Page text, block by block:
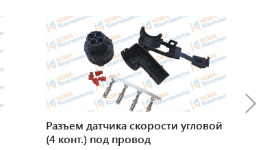
Разъем датчика скорости угловой
(4 конт.) под провод